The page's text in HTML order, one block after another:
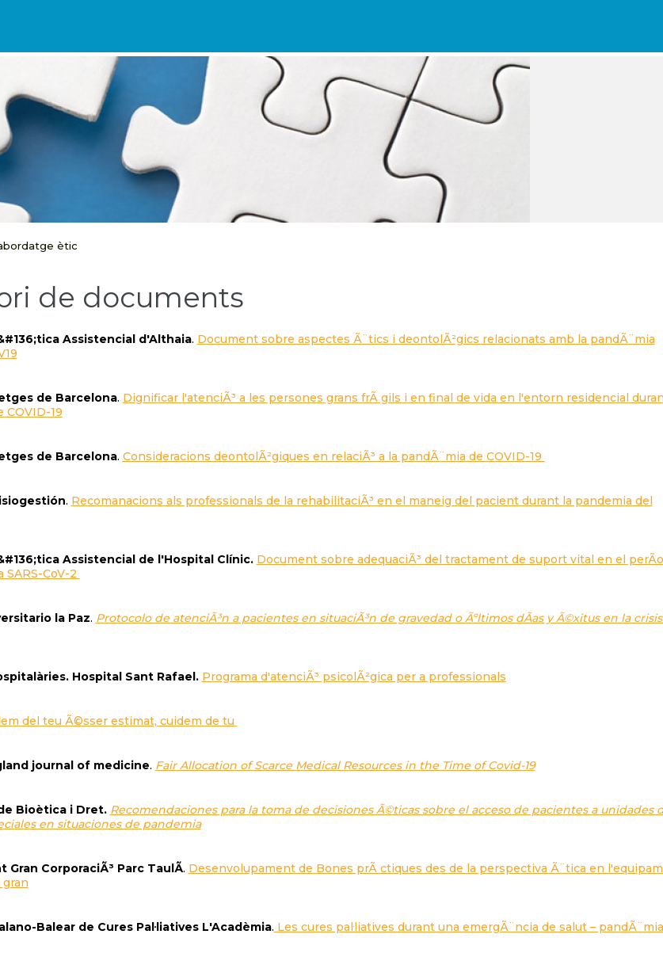
ètic
de documents
Assistencial d'Althaia. Document sobre aspectes Ã¨tics i deontolÃ²gics relacionats amb la pandÃ¨mia
de Barcelona. Dignificar l'atenciÃ³ a les persones grans frÃ gils i en final de vida en l'entorn residencial
COVID-19
de Barcelona. Consideracions deontolÃ²giques en relaciÃ³ a la pandÃ¨mia de COVID-19
. Recomanacions als professionals de la rehabilitaciÃ³ en el maneig del pacient durant la pandemia del
Assistencial de l'Hospital Clínic. Document sobre adequaciÃ³ del tractament de suport vital en el
SARS-CoV-2
la Paz. Protocolo de atenciÃ³n a pacientes en situaciÃ³n de gravedad o Ãºltimos dÃ­as y Ã©xitus en la
Hospital Sant Rafael. Programa d'atenciÃ³ psicolÃ²gica per a professionals
del teu Ã©sser estimat, cuidem de tu
journal of medicine. Fair Allocation of Scarce Medical Resources in the Time of Covid-19
Bioètica i Dret. Recomendaciones para la toma de decisiones Ã©ticas sobre el acceso de pacientes a unidades
en situaciones de pandemia
Gran CorporaciÃ³ Parc TaulÃ­. Desenvolupament de Bones prÃ ctiques des de la perspectiva Ã¨tica en
Balear de Cures Pal·liatives L'Acadèmia. Les cures pal·liatives durant una emergÃ¨ncia de salut – pandÃ¨mia